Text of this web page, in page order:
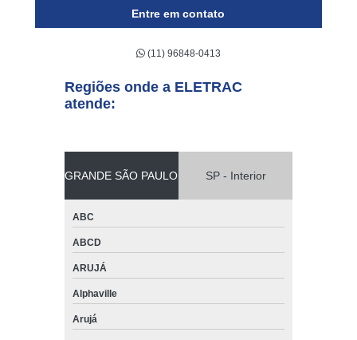
Entre em contato
(11) 96848-0413
Regiões onde a ELETRAC
atende:
GRANDE SÃO PAULO SP - Interior
ABC
ABCD
ARUJÁ
Alphaville
Arujá